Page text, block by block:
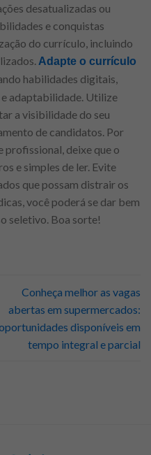
desatualizadas ou
e conquistas
do currículo, incluindo
Adapte o currículo
habilidades digitais,
adaptabilidade. Utilize
a visibilidade do seu
de candidatos. Por
deixe que o
e simples de ler. Evite
que possam distrair os
você poderá se dar bem
seletivo. Boa sorte!
Conheça melhor as vagas
abertas em supermercados:
disponíveis em
tempo integral e parcial